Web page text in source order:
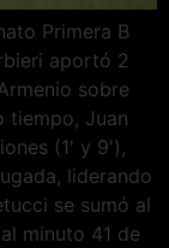
Primera B
aportó 2
sobre
tiempo, Juan
(1′ y 9′),
liderando
se sumó al
minuto 41 de